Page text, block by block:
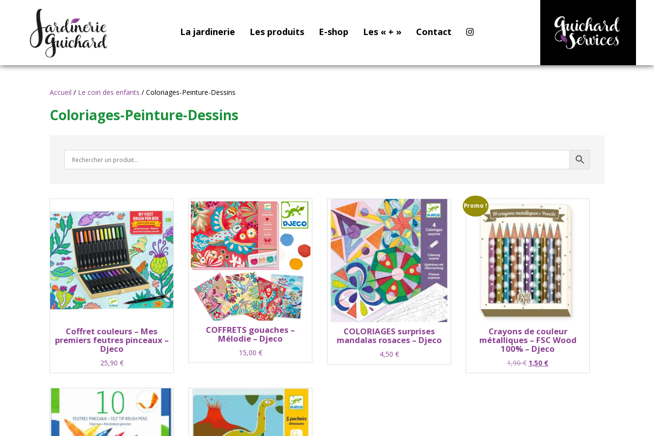
La jardinerie Les produits E-shop Les « + » Contact
Accueil / Le coin des enfants / Coloriages-Peinture-Dessins
Coloriages-Peinture-Dessins
Coffret couleurs – Mes
premiers feutres pinceaux –
Djeco
25,90 €
COFFRETS gouaches –
Mélodie – Djeco
15,00 €
COLORIAGES surprises
mandalas rosaces – Djeco
4,50 €
Promo !
Crayons de couleur
métalliques – FSC Wood
100% – Djeco
1,90€ Le
prix
1,50 €Le
prix